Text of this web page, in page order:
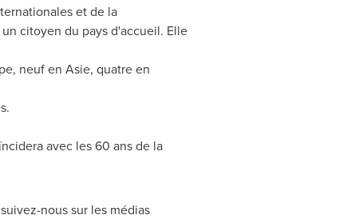
et de la
citoyen du pays d'accueil. Elle
, neuf en Asie, quatre en
avec les 60 ans de la
nous sur les médias